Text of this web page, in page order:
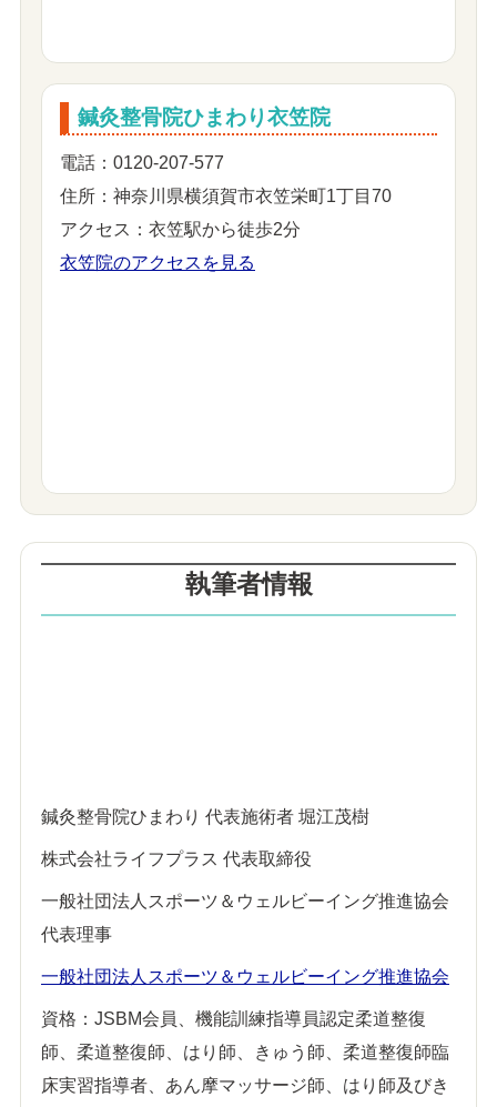
鍼灸整骨院ひまわり衣笠院
電話：0120-207-577
住所：神奈川県横須賀市衣笠栄町1丁目70
アクセス：衣笠駅から徒歩2分
衣笠院のアクセスを見る
執筆者情報
鍼灸整骨院ひまわり 代表施術者 堀江茂樹
株式会社ライフプラス 代表取締役
一般社団法人スポーツ＆ウェルビーイング推進協会
代表理事
一般社団法人スポーツ＆ウェルビーイング推進協会
資格：JSBM会員、機能訓練指導員認定柔道整復
師、柔道整復師、はり師、きゅう師、柔道整復師臨
床実習指導者、あん摩マッサージ師、はり師及びき